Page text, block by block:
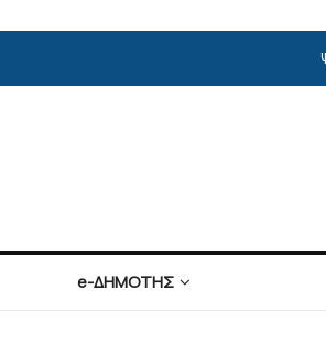
e-ΔΗΜΟΤΗΣ